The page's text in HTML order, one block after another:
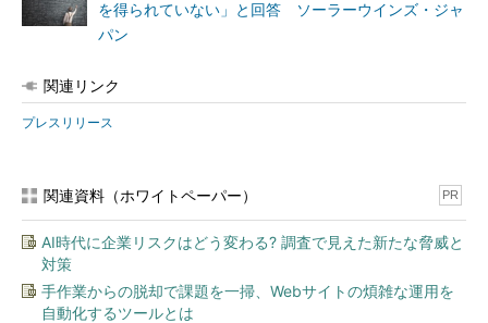
を得られていない」と回答 ソーラーウインズ・ジャ
パン
関連リンク
プレスリリース
関連資料（ホワイトペーパー） PR
AI時代に企業リスクはどう変わる? 調査で見えた新たな脅威と
対策
手作業からの脱却で課題を一掃、Webサイトの煩雑な運用を
自動化するツールとは